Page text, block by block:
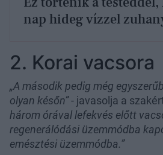
nap hideg vízzel
2. Korai vacsora
„A második pedig még
olyan későn”- javasolja a
három órával lefekvés előtt
regenerálódási üzemmódba
emésztési üzemmódba.”